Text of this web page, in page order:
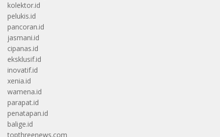
kolektor.id
pelukis.id
pancoran.id
jasmani.id
cipanas.id
eksklusif.id
inovatif.id
xenia.id
wamena.id
parapat.id
penatapan.id
balige.id
topthreenews.com